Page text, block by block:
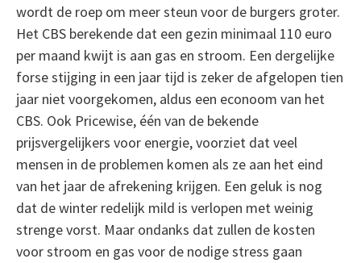
wordt de roep om meer steun voor de burgers groter.
Het CBS berekende dat een gezin minimaal 110 euro
per maand kwijt is aan gas en stroom. Een dergelijke
forse stijging in een jaar tijd is zeker de afgelopen tien
jaar niet voorgekomen, aldus een econoom van het
CBS. Ook Pricewise, één van de bekende
prijsvergelijkers voor energie, voorziet dat veel
mensen in de problemen komen als ze aan het eind
van het jaar de afrekening krijgen. Een geluk is nog
dat de winter redelijk mild is verlopen met weinig
strenge vorst. Maar ondanks dat zullen de kosten
voor stroom en gas voor de nodige stress gaan